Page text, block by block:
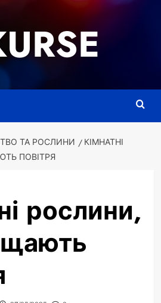
ТА РОСЛИНИ
КІМНАТНІ
ПОВІТРЯ
рослини,